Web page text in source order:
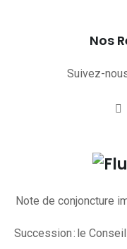
Nos
Suivez-
Note de conjoncture
Succession : le